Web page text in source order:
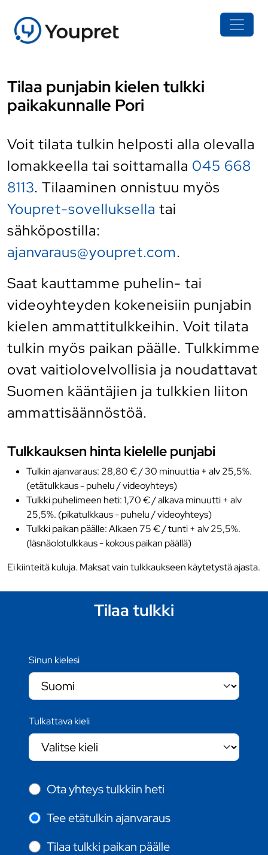
Tilaa punjabin kielen tulkki
paikakunnalle Pori
Voit tilata tulkin helposti alla olevalla
lomakkeella tai soittamalla 045 668
8113. Tilaaminen onnistuu myös
Youpret-sovelluksella tai
sähköpostilla:
ajanvaraus@youpret.com.
Saat kauttamme puhelin- tai
videoyhteyden kokeneisiin punjabin
kielen ammattitulkkeihin. Voit tilata
tulkin myös paikan päälle. Tulkkimme
ovat vaitiolovelvollisia ja noudattavat
Suomen kääntäjien ja tulkkien liiton
ammattisäännöstöä.
Tulkkauksen hinta kielelle punjabi
Tulkin ajanvaraus: 28,80 € / 30 minuuttia + alv 25,5%.
(etätulkkaus - puhelu / videoyhteys)
Tulkki puhelimeen heti: 1,70 € / alkava minuutti + alv
25,5%. (pikatulkkaus - puhelu / videoyhteys)
Tulkki paikan päälle: Alkaen 75 € / tunti + alv 25,5%.
(läsnäolotulkkaus - kokous paikan päällä)
Ei kiinteitä kuluja. Maksat vain tulkkaukseen käytetystä ajasta.
Tilaa tulkki
Sinun kielesi
Tulkattava kieli
Ota yhteys tulkkiin heti
Tee etätulkin ajanvaraus
Tilaa tulkki paikan päälle